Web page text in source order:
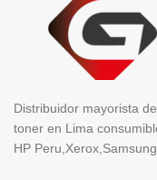
Distribuidor mayorista
toner en Lima
HP Peru,Xerox,Samsung.